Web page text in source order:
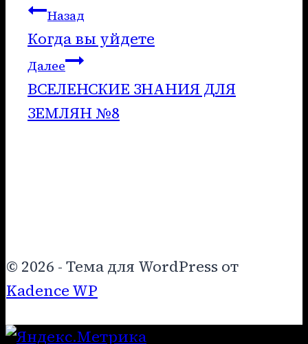
Навигация
по
записям
Назад
Когда вы уйдете
Далее
ВСЕЛЕНСКИЕ ЗНАНИЯ ДЛЯ
ЗЕМЛЯН №8
© 2026 - Тема для WordPress от
Kadence WP